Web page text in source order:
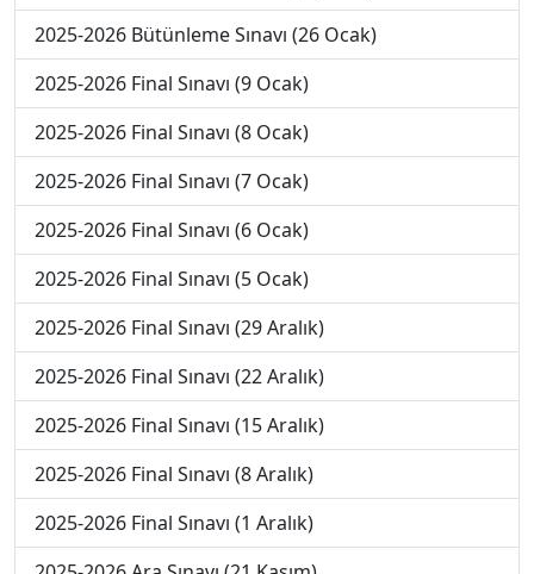
2025-2026 Bütünleme Sınavı (26 Ocak)
2025-2026 Final Sınavı (9 Ocak)
2025-2026 Final Sınavı (8 Ocak)
2025-2026 Final Sınavı (7 Ocak)
2025-2026 Final Sınavı (6 Ocak)
2025-2026 Final Sınavı (5 Ocak)
2025-2026 Final Sınavı (29 Aralık)
2025-2026 Final Sınavı (22 Aralık)
2025-2026 Final Sınavı (15 Aralık)
2025-2026 Final Sınavı (8 Aralık)
2025-2026 Final Sınavı (1 Aralık)